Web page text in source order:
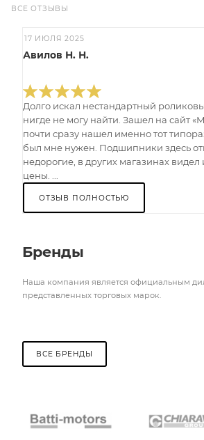
ВСЕ ОТЗЫВЫ
17 ИЮЛЯ 2025
Авилов Н. Н.
Долго искал нестандартный
нигде не могу найти. Зашел на сайт
почти сразу нашел именно тот
был мне нужен. Подшипники здесь
недорогие, в других магазинах
цены. ...
ОТЗЫВ ПОЛНОСТЬЮ
Бренды
Наша компания является официальным
представленных торговых марок.
ВСЕ БРЕНДЫ